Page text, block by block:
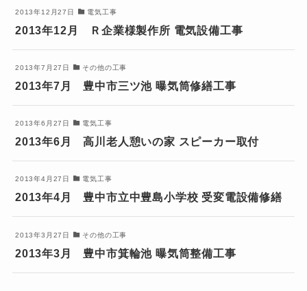
2013年12月27日 電気工事
2013年12月 Ｒ企業様製作所 電気設備工事
2013年7月27日 その他の工事
2013年7月 豊中市三ツ池 曝気筒修繕工事
2013年6月27日 電気工事
2013年6月 高川老人憩いの家 スピーカー取付
2013年4月27日 電気工事
2013年4月 豊中市立中豊島小学校 受変電設備修繕
2013年3月27日 その他の工事
2013年3月 豊中市箕輪池 曝気筒整備工事